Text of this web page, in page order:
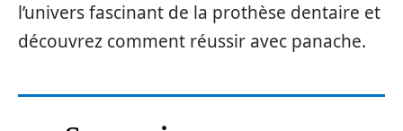
l’univers fascinant de la prothèse dentaire et
découvrez comment réussir avec panache.